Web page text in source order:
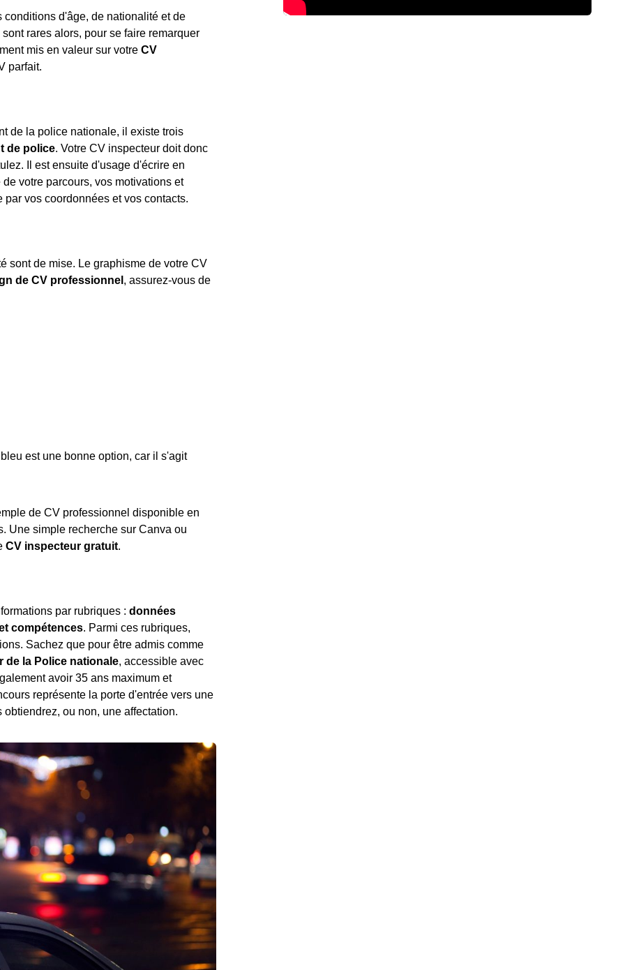
d'âge, de nationalité et de
rares alors, pour se faire remarquer
mis en valeur sur votre CV
parfait.
de la police nationale, il existe trois
de police. Votre CV inspecteur doit donc
Il est ensuite d'usage d'écrire en
votre parcours, vos motivations et
vos coordonnées et vos contacts.
sont de mise. Le graphisme de votre CV
de CV professionnel , assurez-vous de
est une bonne option, car il s'agit
de CV professionnel disponible en
Une simple recherche sur Canva ou
CV inspecteur gratuit.
par rubriques : données
compétences. Parmi ces rubriques,
Sachez que pour être admis comme
la Police nationale, accessible avec
avoir 35 ans maximum et
représente la porte d'entrée vers une
ou non, une affectation.